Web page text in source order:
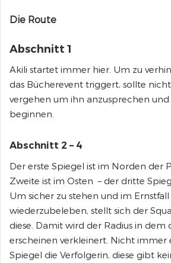
Die Route
Abschnitt 1
Akili startet immer hier. Um zu
das Bücherevent triggert, sollte
vergehen um ihn anzusprechen und
beginnen.
Abschnitt 2 – 4
Der erste Spiegel ist im Norden der
Zweite ist im Osten – der dritte
Um sicher zu stehen und im
wiederzubeleben, stellt sich der
diese. Damit wird der Radius in dem
erscheinen verkleinert. Nicht immer
Spiegel die Verfolgerin, diese gibt